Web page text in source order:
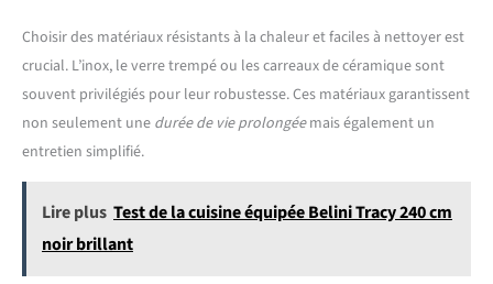
Choisir des matériaux résistants à la chaleur et faciles à nettoyer est
crucial. L’inox, le verre trempé ou les carreaux de céramique sont
souvent privilégiés pour leur robustesse. Ces matériaux garantissent
non seulement une durée de vie prolongéemais également un
entretien simplifié.
Lire plus Test de la cuisine équipée Belini Tracy 240 cm
noir brillant